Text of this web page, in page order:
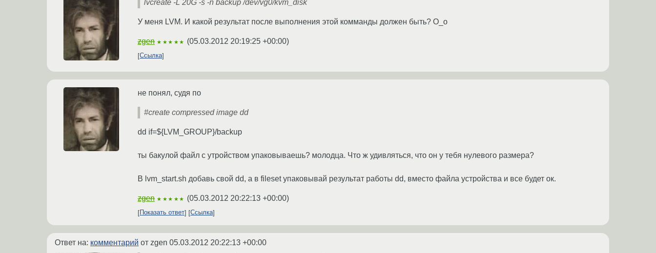
lvcreate -L 20G -s -n backup /dev/vg0/kvm_disk
У меня LVM. И какой результат после выполнения этой комманды должен быть? O_o
zgen ★★★★★ (05.03.2012 20:19:25 +00:00)
Ссылка
не понял, судя по
#create compressed image dd
dd if=${LVM_GROUP}/backup
ты бакулой файл с утройством упаковываешь? молодца. Что ж удивляться, что он у тебя нулевого размера?
В lvm_start.sh добавь свой dd, а в fileset упаковывай результат работы dd, вместо файла устройства и все будет ок.
zgen ★★★★★ (05.03.2012 20:22:13 +00:00)
Показать ответ Ссылка
Ответ на: комментарий от zgen 05.03.2012 20:22:13 +00:00